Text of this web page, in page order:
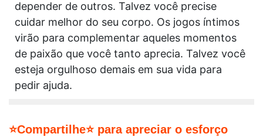
depender de outros. Talvez você precise
cuidar melhor do seu corpo. Os jogos íntimos
virão para complementar aqueles momentos
de paixão que você tanto aprecia. Talvez você
esteja orgulhoso demais em sua vida para
pedir ajuda.
⭐Compartilhe⭐ para apreciar o esforço